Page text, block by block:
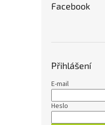
Facebook
Přihlášení
E-mail
Heslo